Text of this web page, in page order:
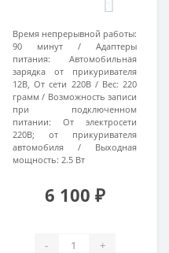
Время непрерывной работы:
90 минут
Адаптеры
питания:
Автомобильная
зарядка от прикуривателя
12В, От сети 220В
Вес: 220
грамм
Возможность записи
при подключенном
питании:
От электросети
220В; от прикуривателя
автомобиля
Выходная
мощность: 2.5 Вт
6 100 ₽
- +